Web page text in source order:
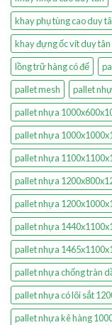
khay phụ tùng cao duy
khay đựng ốc vít duy tân
lồng trữ hàng có đế
pallet mesh
pallet
pallet nhựa
pallet nhựa
pallet nhựa
pallet nhựa
pallet nhựa
pallet nhựa
pallet nhựa
pallet nhựa chống tràn
pallet nhựa có lõi sắt
pallet nhựa kê hàng